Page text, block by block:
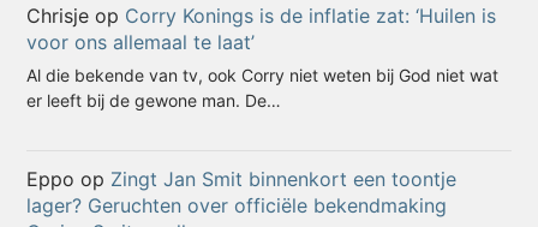
Chrisje op Corry Konings is de inflatie zat: ‘Huilen is
voor ons allemaal te laat’
Al die bekende van tv, ook Corry niet weten bij God niet wat
er leeft bij de gewone man. De…
Eppo op Zingt Jan Smit binnenkort een toontje
lager? Geruchten over officiële bekendmaking